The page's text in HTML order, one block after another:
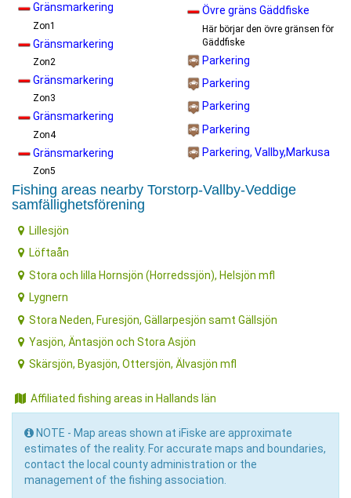
Gränsmarkering
Zon1
Gränsmarkering
Zon2
Gränsmarkering
Zon3
Gränsmarkering
Zon4
Gränsmarkering
Zon5
Övre gräns Gäddfiske
Här börjar den övre gränsen för
Gäddfiske
Parkering
Parkering
Parkering
Parkering
Parkering, Vallby,Markusa
Fishing areas nearby Torstorp-Vallby-Veddige
samfällighetsförening
Lillesjön
Löftaån
Stora och lilla Hornsjön (Horredssjön), Helsjön mfl
Lygnern
Stora Neden, Furesjön, Gällarpesjön samt Gällsjön
Yasjön, Äntasjön och Stora Asjön
Skärsjön, Byasjön, Ottersjön, Älvasjön mfl
Affiliated fishing areas in Hallands län
NOTE - Map areas shown at iFiske are approximate
estimates of the reality. For accurate maps and boundaries,
contact the local county administration or the
management of the fishing association.